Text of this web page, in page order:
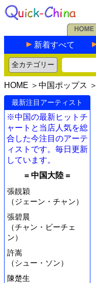
新着すべて
HOME ＞ 中国ポップス ＞
最新注目アーティスト
※中国の最新ヒットチ
ャートと当店人気を総
合した今注目のアーテ
ィストです。毎日更新
しています。
= 中国大陸 =
張靚穎
（ジェーン・チャン）
張碧晨
（チャン・ビーチェ
ン）
許嵩
（シュー・ソン）
陳楚生